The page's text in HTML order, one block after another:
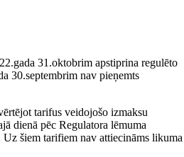
31.oktobrim apstiprina regulēto
30.septembrim nav pieņemts
tarifus veidojošo izmaksu
dienā pēc Regulatora lēmuma
šiem tarifiem nav attiecināms likuma